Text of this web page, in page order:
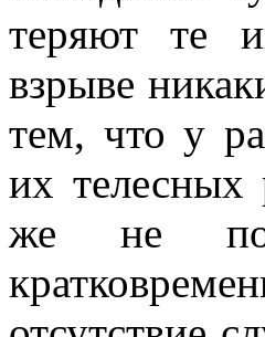
теряют те
взрыве
тем, что у
их телесных
же не